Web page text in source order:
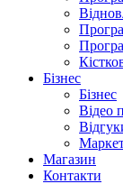
Бізнес
Бізнес
Відео
Магазин
Контакти